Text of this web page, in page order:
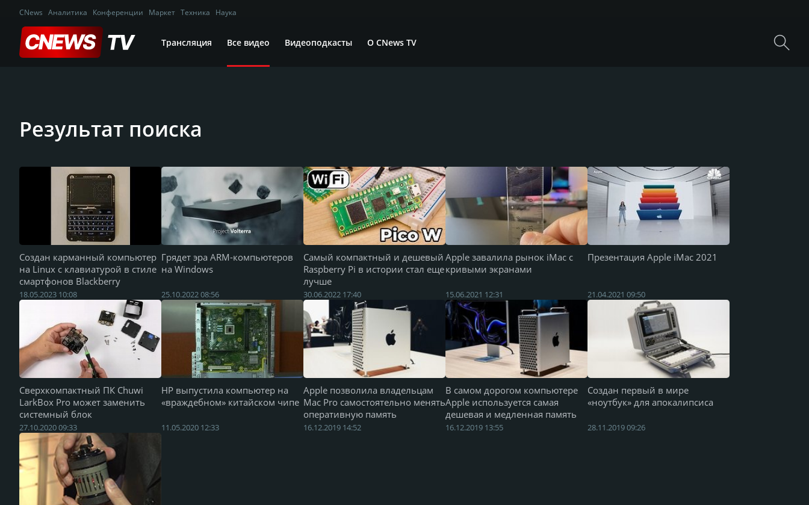
CNews Аналитика Конференции Маркет Техника Наука
Трансляция Все видео Видеоподкасты О CNews TV
Результат поиска
Создан карманный компьютер
на Linux с клавиатурой в стиле
смартфонов Blackberry
18.05.2023 10:08
Грядет эра ARM-компьютеров
на Windows
25.10.2022 08:56
Самый компактный и дешевый
Raspberry Pi в истории стал еще
лучше
30.06.2022 17:40
Apple завалила рынок iMac с
кривыми экранами
15.06.2021 12:31
Презентация Apple iMac 2021
21.04.2021 09:50
Сверхкомпактный ПК Chuwi
LarkBox Pro может заменить
системный блок
27.10.2020 09:33
HP выпустила компьютер на
«враждебном» китайском чипе
11.05.2020 12:33
Apple позволила владельцам
Mac Pro самостоятельно менять
оперативную память
16.12.2019 14:52
В самом дорогом компьютере
Apple используется самая
дешевая и медленная память
16.12.2019 13:55
Создан первый в мире
«ноутбук» для апокалипсиса
28.11.2019 09:26